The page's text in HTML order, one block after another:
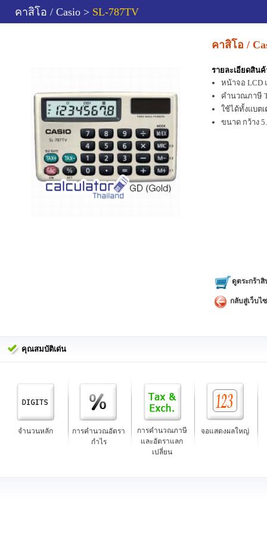
คาสิโอ / Casio > SL-787TV
คาสิโอ /
รายละเอียดสินค้
หน้าจอ LCD
คำนวณภาษี
ใช้ได้ทั้งแบต
ขนาด กว้าง
ดูตระกร้า
กลับสู่เว็บไ
คุณสมบัติเด่น
จำนวนหลัก
การคำนวณอัตรา
กำไร
การคำนวณภาษี
และอัตราแลก
เปลี่ยน
จอแสดงผลใหญ่